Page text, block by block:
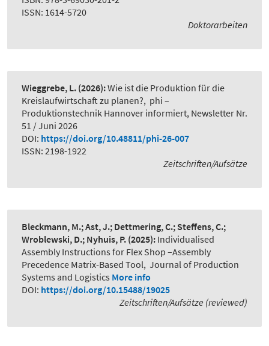
ISSN: 1614-5720
Doktorarbeiten
Wieggrebe, L. (2026):Wie ist die Produktion für die
Kreislaufwirtschaft zu planen?, phi –
Produktionstechnik Hannover informiert, Newsletter Nr.
51 / Juni 2026
DOI: https://doi.org/10.48811/phi-26-007
ISSN: 2198-1922
Zeitschriften/Aufsätze
Bleckmann, M.; Ast, J.; Dettmering, C.; Steffens, C.;
Wroblewski, D.; Nyhuis, P. (2025): Individualised
Assembly Instructions for Flex Shop –Assembly
Precedence Matrix-Based Tool, Journal of Production
Systems and Logistics More info
DOI: https://doi.org/10.15488/19025
Zeitschriften/Aufsätze (reviewed)